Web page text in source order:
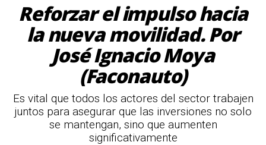
Reforzar el impulso hacia
la nueva movilidad. Por
José Ignacio Moya
(Faconauto)
Es vital que todos los actores del sector trabajen
juntos para asegurar que las inversiones no solo
se mantengan, sino que aumenten
significativamente